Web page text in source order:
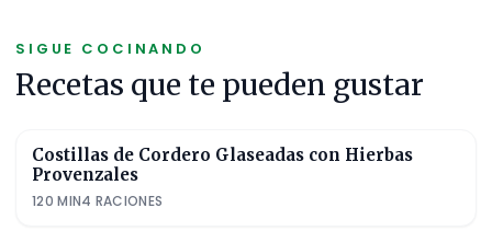
SIGUE COCINANDO
Recetas que te pueden gustar
Costillas de Cordero Glaseadas con Hierbas
Provenzales
120 MIN4 RACIONES